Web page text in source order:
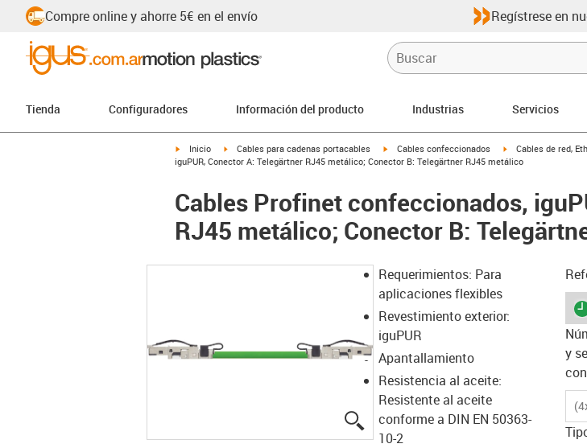
Compre online y ahorre 5€ en el envío Regístrese en
Tienda Configuradores Información del producto Industrias Servicios
igus-icon-arrow-right
Inicio igus-icon-arrow-right
Cables para cadenas portacables igus-icon-arrow-right
Cables confeccionados igus-icon-arrow-
Cables de red,
iguPUR, Conector A: Telegärtner RJ45 metálico; Conector B: Telegärtner RJ45 metálico
Cables Profinet confeccionados,
RJ45 metálico; Conector B:
igus-icon-lupe
Requerimientos: Para
aplicaciones flexibles
Revestimiento exterior:
iguPUR
Apantallamiento
Resistencia al aceite:
Resistente al aceite
conforme a DIN EN 50363-
10-2
y